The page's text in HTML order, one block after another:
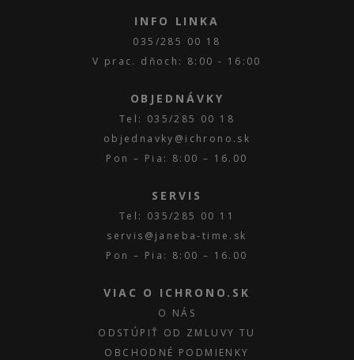
INFO LINKA
035/285 00 18
V prac. dňoch: 8:00 - 16:00
OBJEDNÁVKY
Tel: 035/285 00 18
objednavky@ichrono.sk
Pon – Pia: 8:00 – 16.00
SERVIS
Tel: 035/285 00 11
servis@janeba-time.sk
Pon – Pia: 8:00 – 16.00
VIAC O ICHRONO.SK
O NÁS
ODSTÚPIŤ OD ZMLUVY TU
OBCHODNÉ PODMIENKY